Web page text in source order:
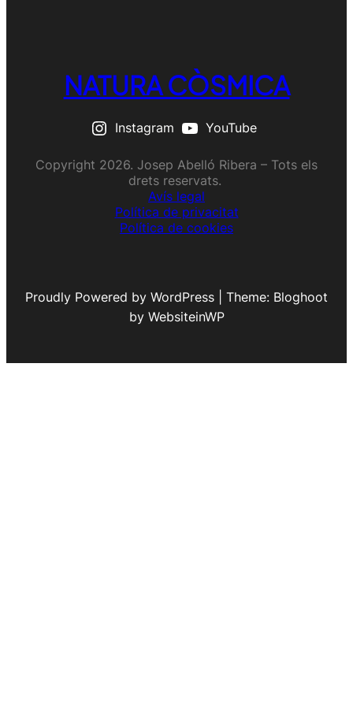
NATURA CÒSMICA
Instagram YouTube
Copyright 2026. Josep Abelló Ribera – Tots els
drets reservats.
Avís legal
Política de privacitat
Política de cookies
Proudly Powered by WordPress | Theme: Bloghoot
by WebsiteinWP